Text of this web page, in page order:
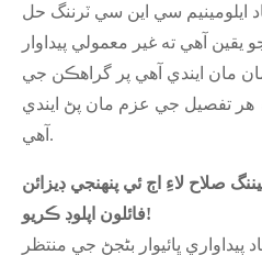
ايلومينيم سي اين سي ٽرننگ حل
يقين آهي ته غير معمولي پيداوار
مان ايندي آهي پر گراهڪن جي
تفصيل جي عزم مان پڻ ايندي
آهي.
صلاح لاءِ اڄ ئي پنهنجي ڊيزائن
فائلون اپلوڊ ڪريو!
پيداواري ڀائيوار بڻجڻ جي منتظر